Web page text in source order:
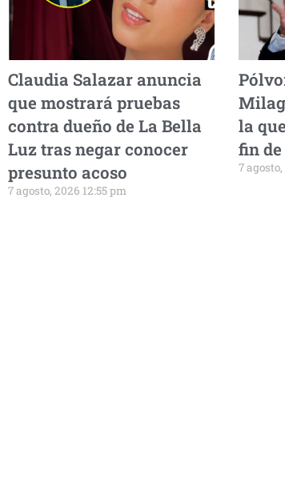
Claudia Salazar anuncia
que mostrará pruebas
contra dueño de La Bella
Luz tras negar conocer
presunto acoso
7 agosto, 2026 12:55 pm
la
fin
7